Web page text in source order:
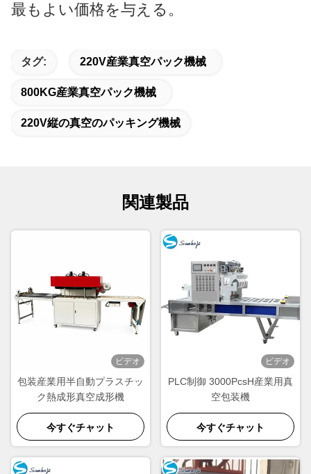
最もよい価格を与える。
タグ: 220V産業真空パック機械
800KG産業真空パック機械
220V縦の真空のパッキング機械
関連製品
ビデオ
包装産業用半自動プラスチッ
ク熱成形真空成形機
今すぐチャット
ビデオ
PLC制御 3000PcsH産業用真
空包装機
今すぐチャット